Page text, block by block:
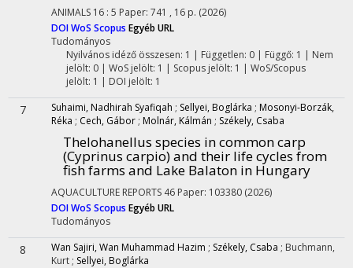
ANIMALS 16 : 5 Paper: 741 , 16 p. (2026)
DOIWoS Scopus Egyéb URL
Tudományos
Nyilvános idéző összesen: 1 | Független: 0 | Függő: 1 | Nem
jelölt: 0 | WoS jelölt: 1 | Scopus jelölt: 1 | WoS/Scopus
jelölt: 1 | DOI jelölt: 1
7 Suhaimi, Nadhirah Syafiqah ; Sellyei, Boglárka ; Mosonyi-Borzák,
Réka ; Cech, Gábor ; Molnár, Kálmán ; Székely, Csaba
Thelohanellus species in common carp
(Cyprinus carpio) and their life cycles from
fish farms and Lake Balaton in Hungary
AQUACULTURE REPORTS 46 Paper: 103380 (2026)
DOIWoS Scopus Egyéb URL
Tudományos
8 Wan Sajiri, Wan Muhammad Hazim ; Székely, Csaba ; Buchmann,
Kurt ; Sellyei, Boglárka